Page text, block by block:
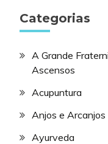
Categorias
A Grande
Ascensos
Acupuntura
Anjos e Arcanjos
Ayurveda